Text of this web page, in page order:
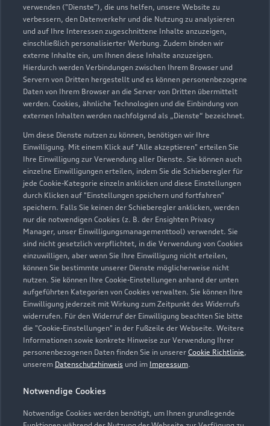
verwenden ("Dienste"), die uns helfen, unsere Website zu
verbessern, den Datenverkehr und die Nutzung zu analysieren
und auf Ihre Interessen zugeschnittene Inhalte anzuzeigen,
einschließlich personalisierter Werbung. Zudem binden wir
externe Inhalte ein, um Ihnen diese Inhalte anzuzeigen.
Hierdurch werden Verbindungen zwischen Ihrem Browser und
Servern von Dritten hergestellt und es können personenbezogene
Daten von Ihrem Browser an die Server von Dritten übermittelt
werden. Cookies, ähnliche Technologien und die Einbindung von
externen Inhalten werden nachfolgend als „Dienste“ bezeichnet.
Um diese Dienste nutzen zu können, benötigen wir Ihre
Einwilligung. Mit einem Klick auf "Alle akzeptieren" erteilen Sie
Ihre Einwilligung zur Verwendung aller Dienste. Sie können auch
einzelne Einwilligungen erteilen, indem Sie die Schieberegler für
jede Cookie-Kategorie einzeln anklicken und diese Einstellungen
durch Klicken auf "Einstellungen speichern und fortfahren"
speichern. Falls Sie keinen der Schieberegler anklicken, werden
nur die notwendigen Cookies (z. B. der Ensighten Privacy
Manager, unser Einwilligungsmanagementtool) verwendet. Sie
sind nicht gesetzlich verpflichtet, in die Verwendung von Cookies
einzuwilligen, aber wenn Sie Ihre Einwilligung nicht erteilen,
können Sie bestimmte unserer Dienste möglicherweise nicht
nutzen. Sie können Ihre Cookie-Einstellungen anhand der unten
aufgeführten Kategorien von Cookies verwalten. Sie können Ihre
Einwilligung jederzeit mit Wirkung zum Zeitpunkt des Widerrufs
widerrufen. Für den Widerruf der Einwilligung beachten Sie bitte
die "Cookie-Einstellungen" in der Fußzeile der Webseite. Weitere
Informationen sowie konkrete Hinweise zur Verwendung Ihrer
personenbezogenen Daten finden Sie in unserer Cookie Richtlinie,
unserem Datenschutzhinweis und im Impressum.
Notwendige Cookies
Notwendige Cookies werden benötigt, um Ihnen grundlegende
audi-kundenbetreuung@gerstenmaier.com
Kontaktdaten herunterladen
Öffnungszeiten
Verkauf
Geöffnet bis18:00
Service
Geöffnet bis18:00
Teile- und Zubehörverkauf
Geöffnet bis17:30